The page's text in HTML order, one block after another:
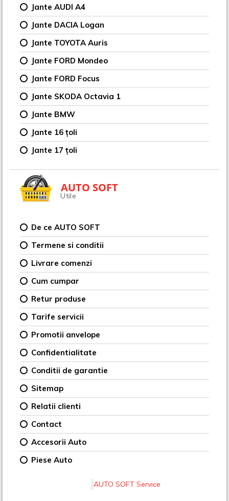
Jante AUDI A4
Jante DACIA Logan
Jante TOYOTA Auris
Jante FORD Mondeo
Jante FORD Focus
Jante SKODA Octavia 1
Jante BMW
Jante 16 țoli
Jante 17 țoli
AUTO SOFT
Utile
De ce AUTO SOFT
Termene si conditii
Livrare comenzi
Cum cumpar
Retur produse
Tarife servicii
Promotii anvelope
Confidentialitate
Conditii de garantie
Sitemap
Relatii clienti
Contact
Accesorii Auto
Piese Auto
AUTO SOFT Service